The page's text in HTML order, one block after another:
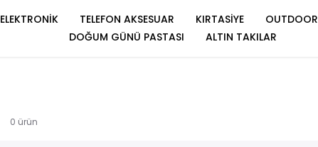
ELEKTRONİK TELEFON AKSESUAR KIRTASİYE OUTDOOR
DOĞUM GÜNÜ PASTASI
ALTIN TAKILAR
0 ürün